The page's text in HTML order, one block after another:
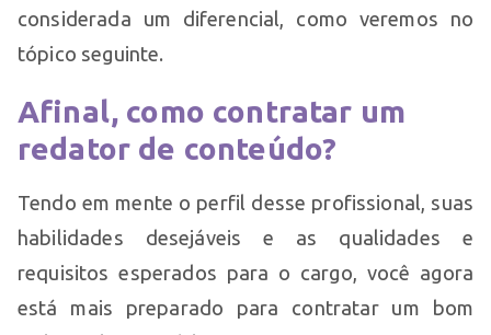
considerada um diferencial, como veremos no
tópico seguinte.
Afinal, como contratar um
redator de conteúdo?
Tendo em mente o perfil desse profissional, suas
habilidades desejáveis e as qualidades e
requisitos esperados para o cargo, você agora
está mais preparado para contratar um bom